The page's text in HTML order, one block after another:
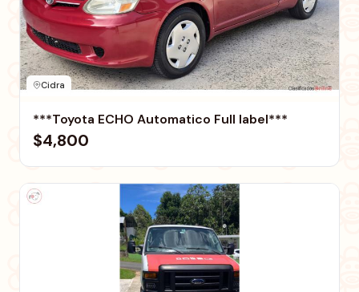
Cidra
***Toyota ECHO Automatico Full label***
$4,800